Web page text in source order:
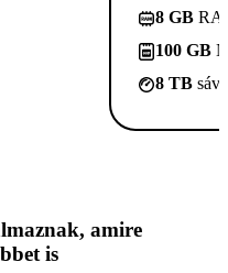
8 GB
100 GB
8 TB
amire
is